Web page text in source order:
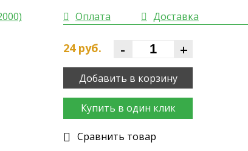
Оплата Доставка
24руб. - +
Добавить в корзину
Купить в один клик
Cравнить товар